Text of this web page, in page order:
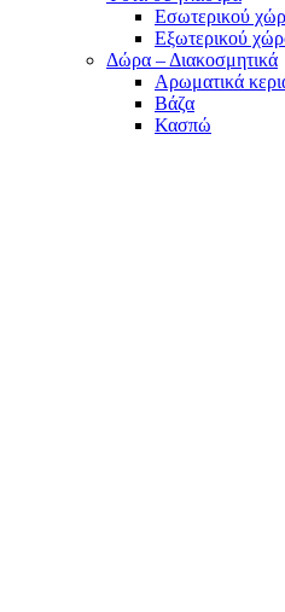
Εσωτερικού
Εξωτερικού
Δώρα – Διακοσμητικά
Αρωματικά
Βάζα
Κασπώ